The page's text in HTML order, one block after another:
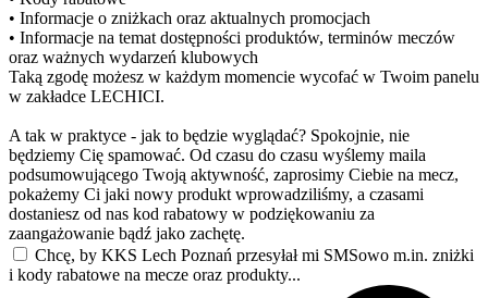
• Informacje o zniżkach oraz aktualnych promocjach
• Informacje na temat dostępności produktów, terminów meczów
oraz ważnych wydarzeń klubowych
Taką zgodę możesz w każdym momencie wycofać w Twoim panelu
w zakładce LECHICI.
A tak w praktyce - jak to będzie wyglądać? Spokojnie, nie
będziemy Cię spamować. Od czasu do czasu wyślemy maila
podsumowującego Twoją aktywność, zaprosimy Ciebie na mecz,
pokażemy Ci jaki nowy produkt wprowadziliśmy, a czasami
dostaniesz od nas kod rabatowy w podziękowaniu za
zaangażowanie bądź jako zachętę.
Chcę, by KKS Lech Poznań przesyłał mi SMSowo m.in. zniżki
i kody rabatowe na mecze oraz produkty...